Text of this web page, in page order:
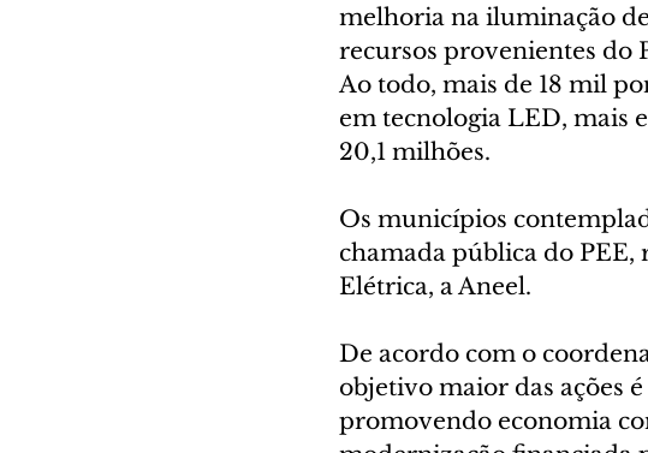
melhoria na iluminação
recursos provenientes do
Ao todo, mais de 18 mil
em tecnologia LED, mais
20,1 milhões.
Os municípios
chamada pública do PEE,
Elétrica, a Aneel.
De acordo com o
objetivo maior das ações
promovendo economia